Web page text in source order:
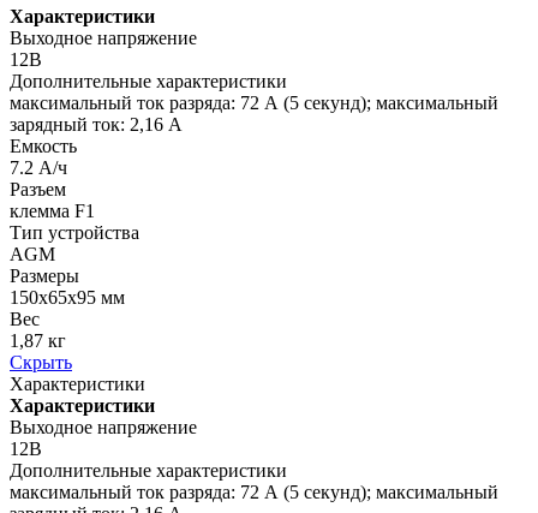
Характеристики
Выходное напряжение
12В
Дополнительные характеристики
максимальный ток разряда: 72 А (5 секунд); максимальный
зарядный ток: 2,16 A
Емкость
7.2 А/ч
Разъем
клемма F1
Тип устройства
AGM
Размеры
150x65x95 мм
Вес
1,87 кг
Скрыть
Характеристики
Характеристики
Выходное напряжение
12В
Дополнительные характеристики
максимальный ток разряда: 72 А (5 секунд); максимальный